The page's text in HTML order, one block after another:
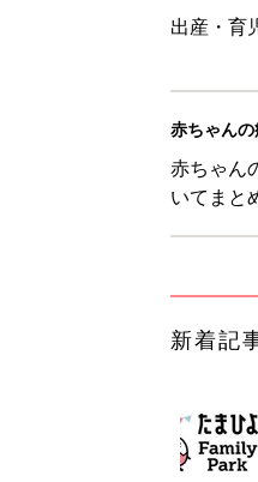
出産・育
赤ちゃん
赤ちゃん
いてまと
新着記